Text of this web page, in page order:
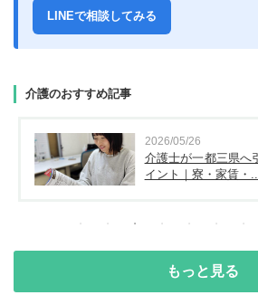
LINEで相談してみる
介護のおすすめ記事
2026/05/26
介護士が一都三県へ
イント｜寮・家賃・...
もっと見る